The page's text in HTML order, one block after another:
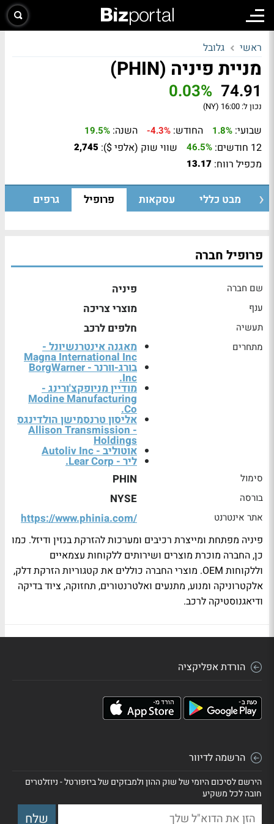
ראשי גלובל
מניית פיניה (PHIN)
74.91
0.03%
נכון ל: 16:00 (NY)
שבועי: 1.8% החודש: -4.3% השנה: 19.5%
12 חודשים: 46.5% שווי שוק (אלפי $): 2,745
מכפיל רווח: 13.17
מבט כללי עסקאות פרופיל גרפים
פרופיל חברה
שם חברה פיניה
ענף מוצרי צריכה
תעשיה חלפים לרכב
מתחרים מאגנה אינטרנשיונל -
Magna International Inc
בורג-וורנר - BorgWarner
Inc.
מודיין מניופקצ'ורינג -
Modine Manufacturing
Co.
אליסון טרנסמישן הולדינגס
- Allison Transmission
Holdings
אוטוליב - Autoliv Inc
ליר - Lear Corp.
סימול PHIN
בורסה NYSE
אתר אינטרנט https://www.phinia.com/
פיניה מפתחת ומייצרת רכיבים ומערכות להזרקת בנזין ודיזל. כמו
כן, החברה מוכרת מוצרים ושירותים ללקוחות עצמאיים
וללקוחות OEM. מוצרי החברה כוללים את קטגוריות הזרקת דלק,
אלקטרוניקה ומנוע, מתנעים ואלטרנטורים, תחזוקה, ציוד בדיקה
ודיאגנוסטיקה לרכב.
הורדת אפליקציה
הרשמה לדיוור
הירשם לסיכום היומי של שוק ההון ולמבזקים של ביזפורטל - ניוזלטרים
חובה לכל משקיע